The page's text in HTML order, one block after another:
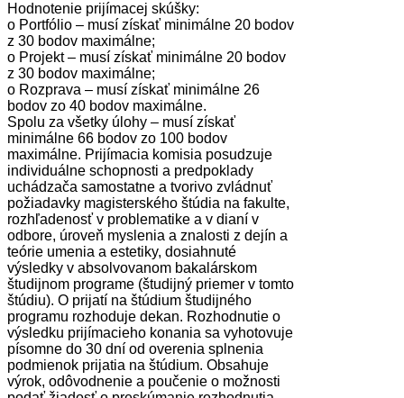
Hodnotenie prijímacej skúšky:
o Portfólio – musí získať minimálne 20 bodov
z 30 bodov maximálne;
o Projekt – musí získať minimálne 20 bodov
z 30 bodov maximálne;
o Rozprava – musí získať minimálne 26
bodov zo 40 bodov maximálne.
Spolu za všetky úlohy – musí získať
minimálne 66 bodov zo 100 bodov
maximálne. Prijímacia komisia posudzuje
individuálne schopnosti a predpoklady
uchádzača samostatne a tvorivo zvládnuť
požiadavky magisterského štúdia na fakulte,
rozhľadenosť v problematike a v dianí v
odbore, úroveň myslenia a znalosti z dejín a
teórie umenia a estetiky, dosiahnuté
výsledky v absolvovanom bakalárskom
študijnom programe (študijný priemer v tomto
štúdiu). O prijatí na štúdium študijného
programu rozhoduje dekan. Rozhodnutie o
výsledku prijímacieho konania sa vyhotovuje
písomne do 30 dní od overenia splnenia
podmienok prijatia na štúdium. Obsahuje
výrok, odôvodnenie a poučenie o možnosti